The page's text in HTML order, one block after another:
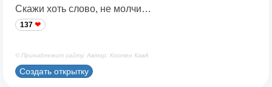
Скажи хоть слово, не молчи…
137
© Принадлежит сайту. Автор: Костен КавА
Создать открытку